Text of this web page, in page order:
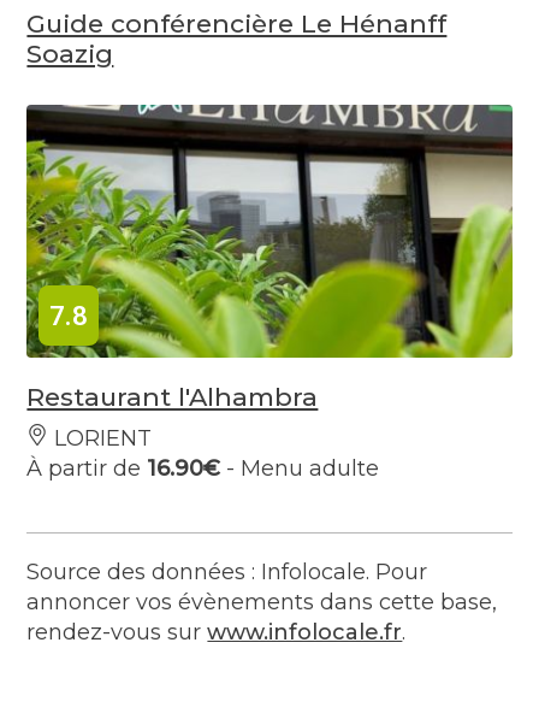
Guide conférencière Le Hénanff
Soazig
7.8
Restaurant l'Alhambra
LORIENT
À partir de 16.90€ - Menu adulte
Source des données : Infolocale. Pour
annoncer vos évènements dans cette base,
rendez-vous surwww.infolocale.fr.